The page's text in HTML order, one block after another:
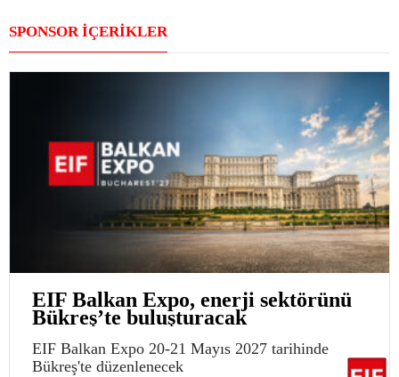
SPONSOR İÇERİKLER
EIF Balkan Expo, enerji sektörünü
Bükreş’te buluşturacak
EIF Balkan Expo 20-21 Mayıs 2027 tarihinde
Bükreş'te düzenlenecek